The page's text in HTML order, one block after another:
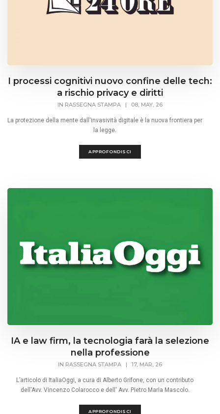
I processi cognitivi nuovo confine delle tech:
a rischio privacy e diritti
IN RASSEGNA STAMPA | 08, MAY, 26
La protezione della mente dall'invasività digitale è la nuova frontiera per
la legge.
APPROFONDISCI
IA e law firm, la tecnologia farà la selezione
nella professione
IN RASSEGNA STAMPA | 17, MAR, 26
L’articolo di ItaliaOggi, a cura di Alberto Grifone, con un contributo
dell'Avv. Vincenzo Colarocco e dell' Avv. Pietro Maria Mascolo.
APPROFONDISCI